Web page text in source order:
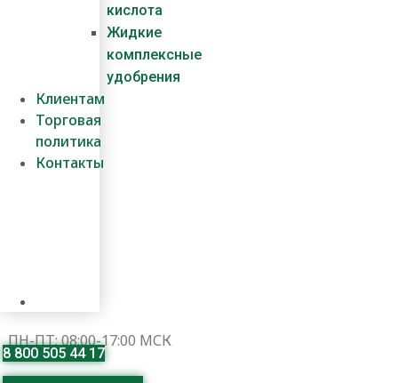
кислота
Жидкие
комплексные
удобрения
Клиентам
Торговая
политика
Контакты
ПН-ПТ: 08:00-17:00 МСК
8 800 505 44 17